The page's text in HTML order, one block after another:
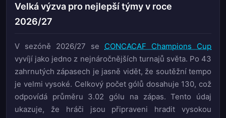
Velká výzva pro nejlepší týmy v roce
2026/27
V sezóně 2026/27 se CONCACAF Champions Cup
vyvíjí jako jedno z nejnáročnějších turnajů světa. Po 43
zahrnutých zápasech je jasně vidět, že soutěžní tempo
je velmi vysoké. Celkový počet gólů dosahuje 130, což
odpovídá průměru 3.02 gólu na zápas. Tento údaj
ukazuje, že hráči jsou připraveni hradit vysokou